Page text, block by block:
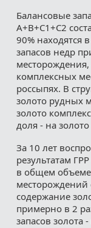
Балансовые
А+В+С1+С2
90% находятся
запасов недр
комплексных
россыпях. В
золото рудных
золото
доля - на
За 10 лет
результатам
в общем
месторождений
содержание
примерно в 2
запасов